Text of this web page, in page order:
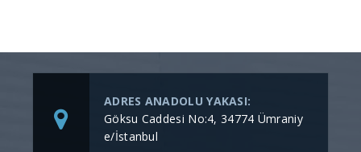
ADRES ANADOLU YAKASI:
Göksu Caddesi No:4, 34774 Ümraniy
e/İstanbul